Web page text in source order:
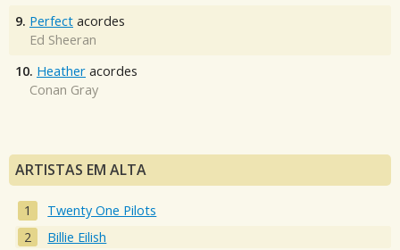
9. Perfect acordes
Ed Sheeran
10. Heather acordes
Conan Gray
ARTISTAS EM ALTA
Twenty One Pilots
Billie Eilish